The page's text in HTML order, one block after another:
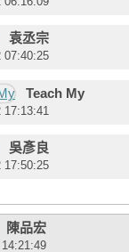
袁丞宗
07:40:25
Teach My
17:13:41
吳彥良
17:50:25
陳品宏